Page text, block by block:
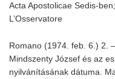
Acta Apostolicae Sedis-
L’Osservatore
Romano (1974. feb. 6.) 2.
Mindszenty József és az
nyilvánításának dátuma.